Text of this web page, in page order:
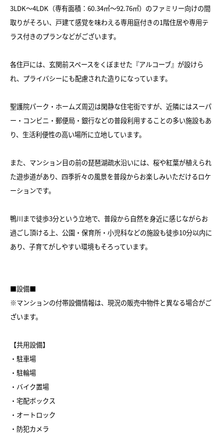
3LDK～4LDK（専有面積：60.34㎡～92.76㎡）のファミリー向けの間
取りがそろい、戸建て感覚を味わえる専用庭付きの1階住居や専用テ
ラス付きのプランなどがございます。
各住戸には、玄関前スペースをくぼませた『アルコーブ』が設けら
れ、プライバシーにも配慮された造りになっています。
聖護院パーク・ホームズ周辺は閑静な住宅街ですが、近隣にはスーパ
ー・コンビニ・郵便局・銀行などの普段利用することの多い施設もあ
り、生活利便性の高い場所に立地しています。
また、マンション目の前の琵琶湖疏水沿いには、桜や紅葉が植えられ
た遊歩道があり、四季折々の風景を普段からお楽しみいただけるロケ
ーションです。
鴨川まで徒歩3分という立地で、普段から自然を身近に感じながらお
過ごし頂ける上、公園・保育所・小児科などの施設も徒歩10分以内に
あり、子育てがしやすい環境もそろっています。
■設備■
※マンションの付帯設備情報は、現況の販売中物件と異なる場合がご
ざいます。
【共用設備】
・駐車場
・駐輪場
・バイク置場
・宅配ボックス
・オートロック
・防犯カメラ